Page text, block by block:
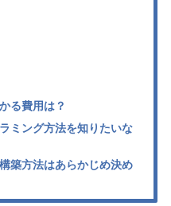
る費用は？
ミング方法を知りたいな
築方法はあらかじめ決め